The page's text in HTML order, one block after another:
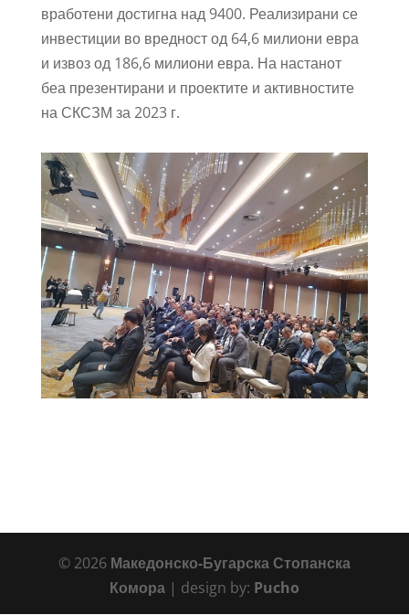
вработени достигна над 9400. Реализирани се
инвестиции во вредност од 64,6 милиони евра
и извоз од 186,6 милиони евра. На настанот
беа презентирани и проектите и активностите
на СКСЗМ за 2023 г.
© 2026 Македонско-Бугарска Стопанска
Комора | design by: Pucho